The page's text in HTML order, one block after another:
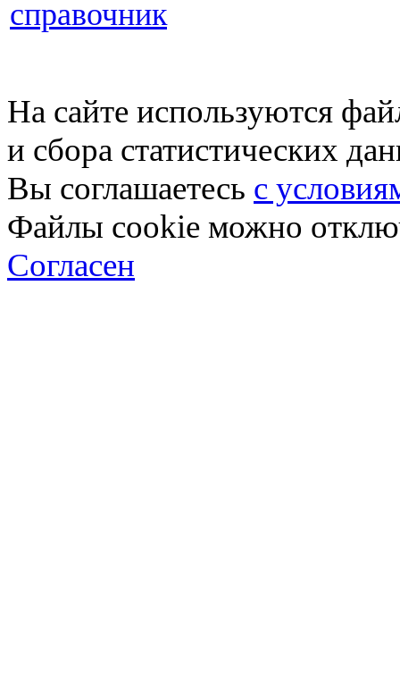
справочник
На сайте используются
и сбора статистических
Вы соглашаетесь с
Файлы cookie можно
Согласен